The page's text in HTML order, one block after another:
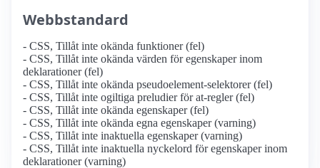
Webbstandard
- CSS, Tillåt inte okända funktioner (fel)
- CSS, Tillåt inte okända värden för egenskaper inom
deklarationer (fel)
- CSS, Tillåt inte okända pseudoelement-selektorer (fel)
- CSS, Tillåt inte ogiltiga preludier för at-regler (fel)
- CSS, Tillåt inte okända egenskaper (fel)
- CSS, Tillåt inte okända egna egenskaper (varning)
- CSS, Tillåt inte inaktuella egenskaper (varning)
- CSS, Tillåt inte inaktuella nyckelord för egenskaper inom
deklarationer (varning)